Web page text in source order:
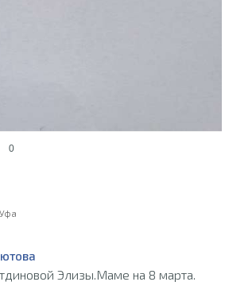
0
Элизы.Маме на 8 марта.